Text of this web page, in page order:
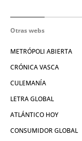
Otras webs
METRÓPOLI ABIERTA
CRÓNICA VASCA
CULEMANÍA
LETRA GLOBAL
ATLÁNTICO HOY
CONSUMIDOR GLOBAL